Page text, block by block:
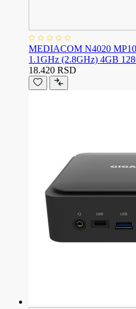
MEDIACOM N4020
1.1GHz (2.8GHz) 4GB
18.420 RSD